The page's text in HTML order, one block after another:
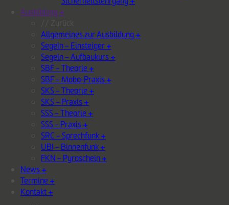
Ausbildung+
Allgemeines zur Ausbildung+
Segeln – Einsteiger+
Segeln – Aufbaukurs+
SBF – Theorie+
SBF – Mobo-Praxis+
SKS – Theorie+
SKS – Praxis+
SSS – Theorie+
SSS – Praxis+
SRC – Sprechfunk+
UBI – Binnenfunk+
FKN – Pyroschein+
News+
Termine+
Kontakt+